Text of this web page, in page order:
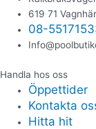
619 71
08-
Handla hos oss
Öppettider
Kontakta
Hitta hit